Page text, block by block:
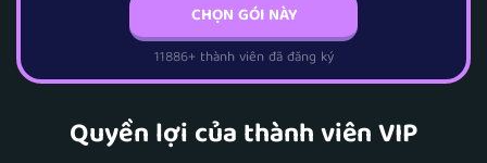
CHỌN GÓI NÀY
11886+ thành viên đã đăng ký
Quyền lợi của thành viên VIP